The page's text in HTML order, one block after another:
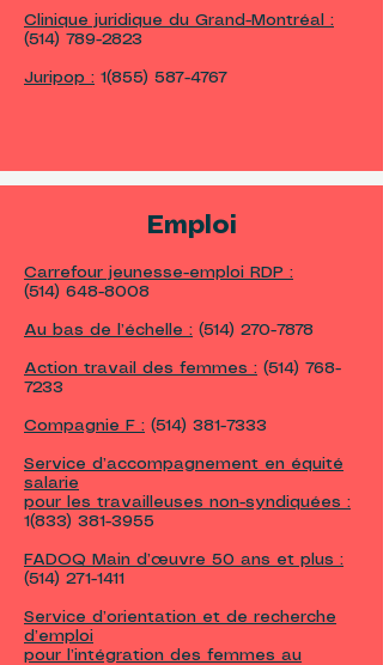
Clinique juridique du Grand-Montréal :
(514) 789-2823
Juripop : 1(855) 587-4767
Emploi
Carrefour jeunesse-emploi RDP :
(514) 648-8008
Au bas de l’échelle : (514) 270-7878
Action travail des femmes : (514) 768-
7233
Compagnie F : (514) 381-7333
Service d’accompagnement en équité
salarie
pour
les travailleuses non-syndiquées :
1(833) 381-3955
FADOQ Main d’œuvre 50 ans et plus :
(514) 271-1411
Service d’orientation et de recherche
d’emploi
pour l’intégration des femmes au